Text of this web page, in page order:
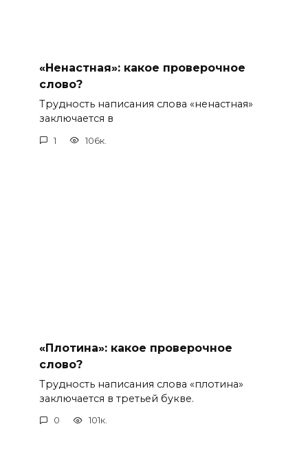
«Ненастная»: какое проверочное
слово?
Трудность написания слова «ненастная»
заключается в
1 106к.
«Плотина»: какое проверочное
слово?
Трудность написания слова «плотина»
заключается в третьей букве.
0 101к.